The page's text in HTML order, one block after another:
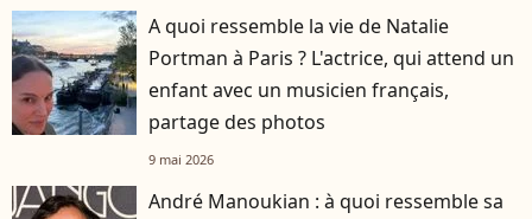
A quoi ressemble la vie de Natalie
Portman à Paris ? L'actrice, qui attend un
enfant avec un musicien français,
partage des photos
9 mai 2026
André Manoukian : à quoi ressemble sa